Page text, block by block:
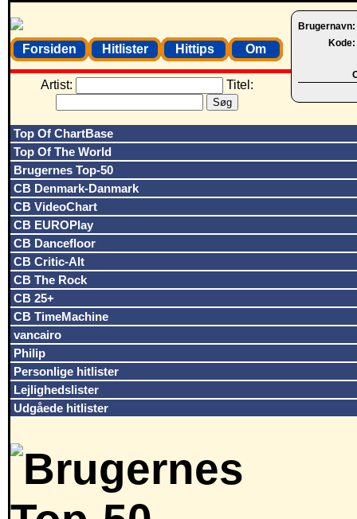
Brugernavn:
Kode:
Forsiden Hitlister Hittips Om
Artist: Titel:
Top Of ChartBase
Top Of The World
Brugernes Top-50
CB Denmark-Danmark
CB VideoChart
CB EUROPlay
CB Dancefloor
CB Critic-Alt
CB The Rock
CB 25+
CB TimeMachine
vancairo
Philip
Personlige hitlister
Lejlighedslister
Udgåede hitlister